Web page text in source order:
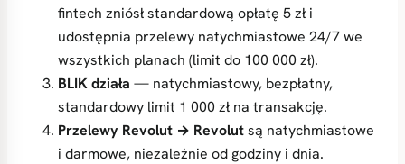
fintech zniósł standardową opłatę 5 zł i
udostępnia przelewy natychmiastowe 24/7 we
wszystkich planach (limit do 100 000 zł).
BLIK działa — natychmiastowy, bezpłatny,
standardowy limit 1 000 zł na transakcję.
Przelewy Revolut → Revolutsą natychmiastowe
i darmowe, niezależnie od godziny i dnia.